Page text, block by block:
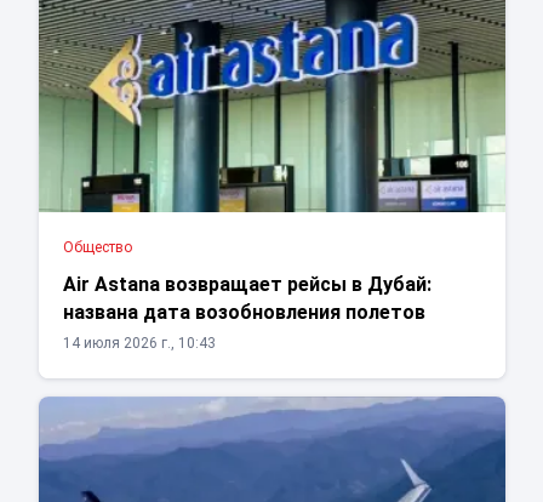
Общество
Air Astana возвращает рейсы в Дубай:
названа дата возобновления полетов
14 июля 2026 г., 10:43